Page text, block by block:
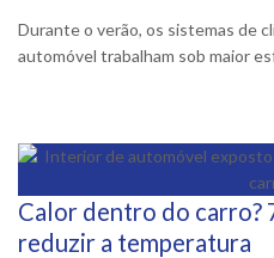
Durante o verão, os sistemas de
automóvel trabalham sob maior
5 Agosto, 2025
Calor dentro do carro?
reduzir a temperatura